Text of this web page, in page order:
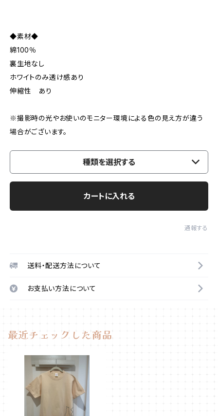
◆素材◆
綿100％
裏生地なし
ホワイトのみ透け感あり
伸縮性 あり
※撮影時の光やお使いのモニター環境による色の見え方が違う
場合がございます。
種類を選択する
カートに入れる
通報する
送料・配送方法について
お支払い方法について
最近チェックした商品